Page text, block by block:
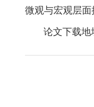
微观与宏观层面
论文下载地